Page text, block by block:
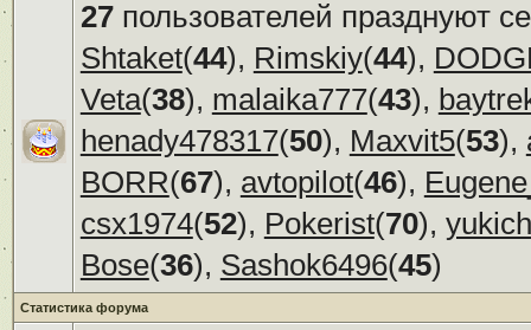
27пользователей празднуют
Shtaket(44), Rimskiy(44),
Veta(38), malaika777(43),
henady478317(50), Maxvit5(53),
BORR(67), avtopilot(46),
csx1974(52), Pokerist(70), yukich
Bose(36), Sashok6496(45)
Статистика форума